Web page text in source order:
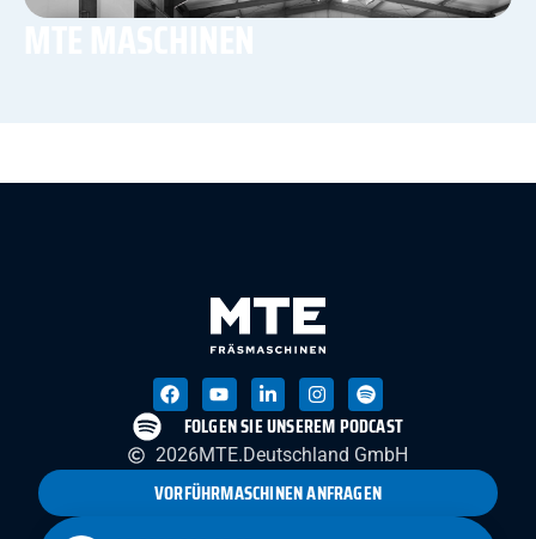
FOLGEN SIE UNSEREM PODCAST
2026MTE.Deutschland GmbH
VORFÜHRMASCHINEN ANFRAGEN